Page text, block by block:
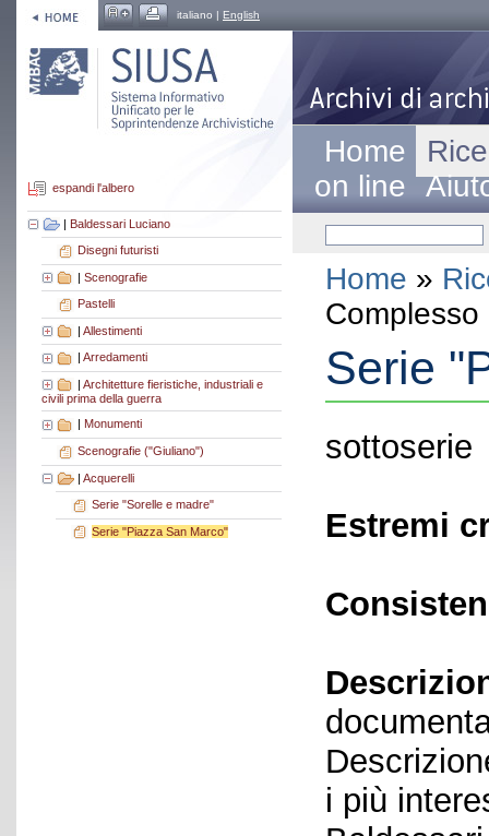
italiano | English
espandi l'albero
| Baldessari Luciano
Disegni futuristi
| Scenografie
Pastelli
| Allestimenti
Arredamenti
| Architetture fieristiche, industriali e
civili prima della guerra
Monumenti
Scenografie ("Giuliano")
| Acquerelli
Serie "Sorelle e madre"
Serie "Piazza San Marco"
Home
on line
Home »
Serie
sottoserie
Estremi
i più